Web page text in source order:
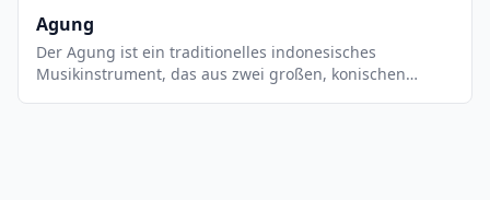
Agung
Der Agung ist ein traditionelles indonesisches
Musikinstrument, das aus zwei großen, konischen